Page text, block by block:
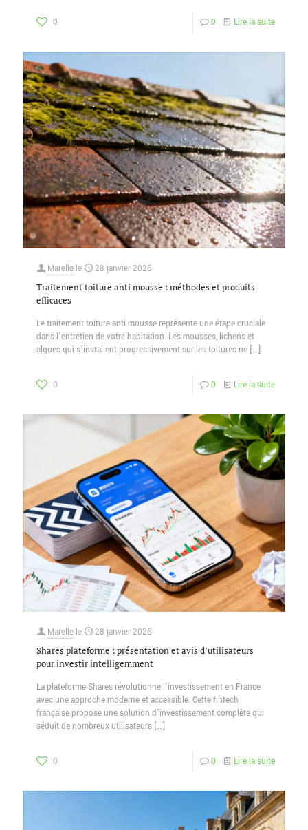
0 0 Lire la suite
Marelle le 28 janvier 2026
Traitement toiture anti mousse : méthodes et produits
efficaces
Le traitement toiture anti mousse représente une étape cruciale
dans l’entretien de votre habitation. Les mousses, lichens et
algues qui s’installent progressivement sur les toitures ne […]
0 0 Lire la suite
Marelle le 28 janvier 2026
Shares plateforme : présentation et avis d’utilisateurs
pour investir intelligemment
La plateforme Shares révolutionne l’investissement en France
avec une approche moderne et accessible. Cette fintech
française propose une solution d’investissement complète qui
séduit de nombreux utilisateurs […]
0 0 Lire la suite